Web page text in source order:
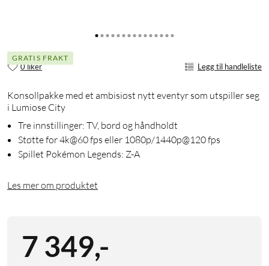
GRATIS FRAKT
0 liker Legg til handleliste
Konsollpakke med et ambisiøst nytt eventyr som utspiller seg
i Lumiose City
Tre innstillinger: TV, bord og håndholdt
Støtte for 4k@60 fps eller 1080p/1440p@120 fps
Spillet Pokémon Legends: Z-A
Les mer om produktet
7 349,-